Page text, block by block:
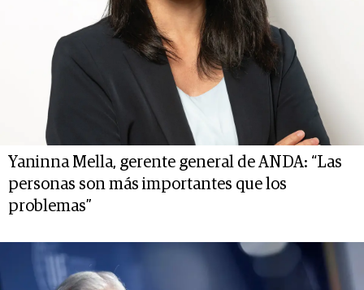
Yaninna Mella, gerente general de ANDA: “Las
personas son más importantes que los
problemas”